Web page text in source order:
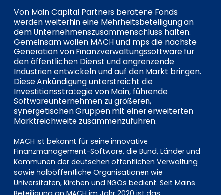
Investor Portal
Pulse login
Von Main Capital Partners beratene Fonds
werden weiterhin eine Mehrheitsbeteiligung an
dem Unternehmenszusammenschluss halten.
Gemeinsam wollen MACH und mps die nächste
Generation von Finanzverwaltungssoftware für
den öffentlichen Dienst und angrenzende
Industrien entwickeln und auf den Markt bringen.
Diese Ankündigung unterstreicht die
Investitionsstrategie von Main, führende
Softwareunternehmen zu größeren,
synergetischen Gruppen mit einer erweiterten
Marktreichweite zusammenzuführen.
MACH ist bekannt für seine innovative
Finanzmanagement-Software, die Bund, Länder und
Kommunen der deutschen öffentlichen Verwaltung
sowie halböffentliche Organisationen wie
Universitäten, Kirchen und NGOs bedient. Seit Mains
Beteiligung an MACH im Jahr 2020 ist das